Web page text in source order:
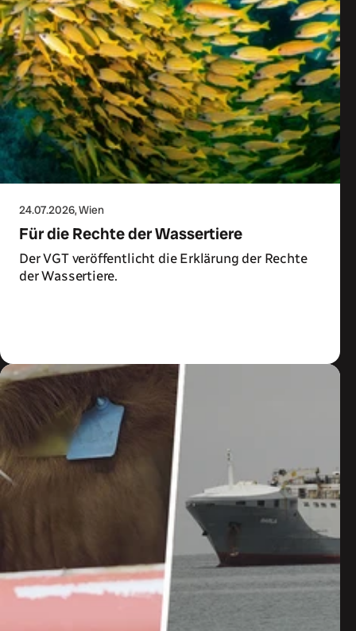
24.07.2026, Wien
Für die Rechte der Wassertiere
Der VGT veröffentlicht die Erklärung der Rechte
der Wassertiere.